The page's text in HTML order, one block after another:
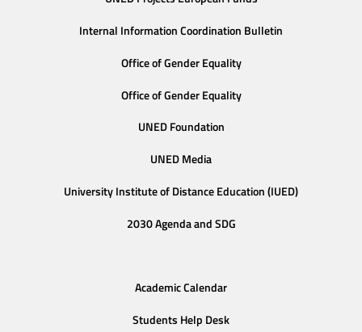
Internal Information Coordination Bulletin
Office of Gender Equality
Office of Gender Equality
UNED Foundation
UNED Media
University Institute of Distance Education (IUED)
2030 Agenda and SDG
Academic Calendar
Students Help Desk